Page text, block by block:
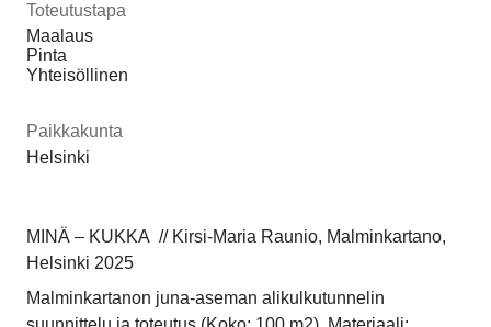
Toteutustapa
Maalaus
Pinta
Yhteisöllinen
Paikkakunta
Helsinki
MINÄ – KUKKA // Kirsi-Maria Raunio, Malminkartano,
Helsinki 2025
Malminkartanon juna-aseman alikulkutunnelin